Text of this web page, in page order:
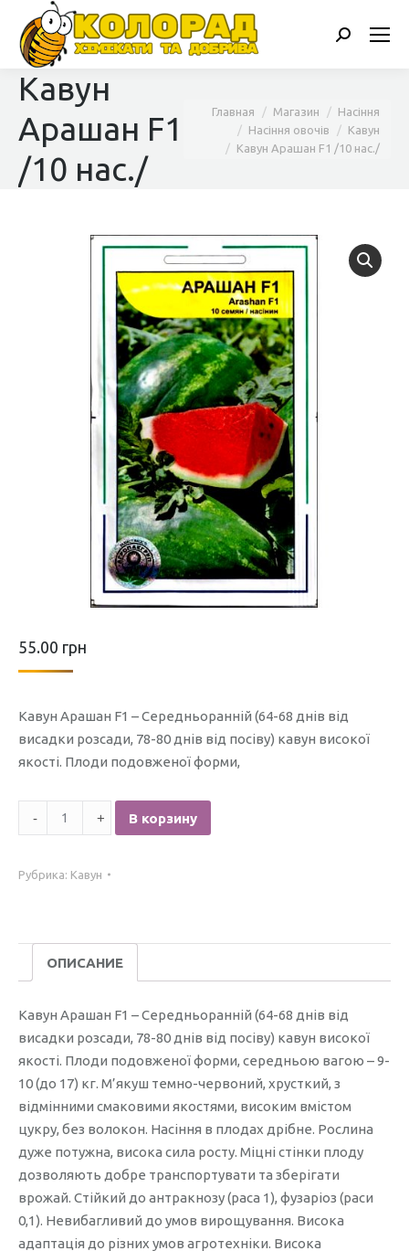
Поиск:
Кавун
Арашан F1
/10 нас./
Вы здесь:
Главная Магазин
Насіння
Насіння овочів
Кавун
Кавун Арашан F1 /10 нас./
55.00 грн
Кавун Арашан F1 – Середньоранній (64-68 днів від
висадки розсади, 78-80 днів від посіву) кавун високої
якості. Плоди подовженої форми,
Количество
Кавун
F1
В корзину
Рубрика: Кавун
ОПИСАНИЕ
Кавун Арашан F1 – Середньоранній (64-68 днів від
висадки розсади, 78-80 днів від посіву) кавун високої
якості. Плоди подовженої форми, середньою вагою – 9-
10 (до 17) кг. М’якуш темно-червоний, хрусткий, з
відмінними смаковими якостями, високим вмістом
цукру, без волокон. Насіння в плодах дрібне. Рослина
дуже потужна, висока сила росту. Міцні стінки плоду
дозволяють добре транспортувати та зберігати
врожай. Стійкий до антракнозу (раса 1), фузаріоз (раси
0,1). Невибагливий до умов вирощування. Висока
адаптація до різних умов агротехніки. Висока